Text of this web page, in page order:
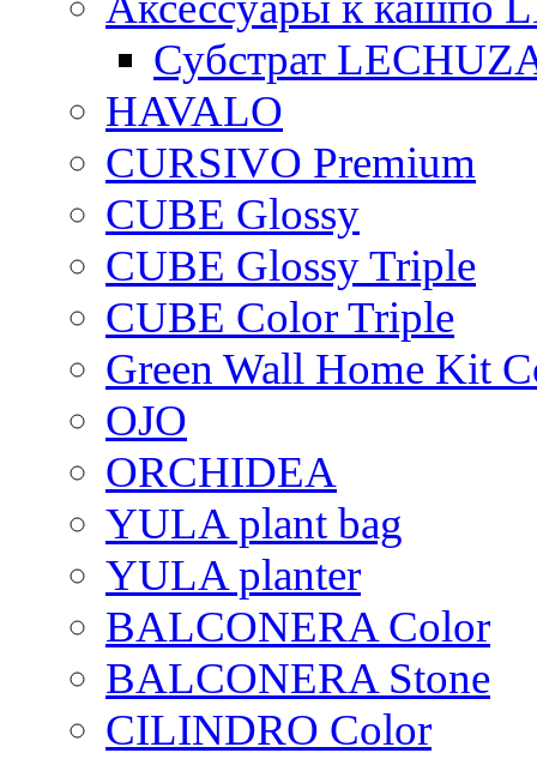
Субстрат
HAVALO
CURSIVO Premium
CUBE Glossy
CUBE Glossy Triple
CUBE Color Triple
Green Wall Home Kit
OJO
ORCHIDEA
YULA plant bag
YULA planter
BALCONERA Color
BALCONERA Stone
CILINDRO Color